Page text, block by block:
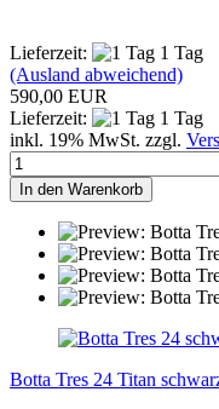
Lieferzeit:
1 Tag
(Ausland abweichend)
590,00 EUR
Lieferzeit:
1 Tag
inkl. 19% MwSt. zzgl.
In den Warenkorb
Botta Tres 24 Titan